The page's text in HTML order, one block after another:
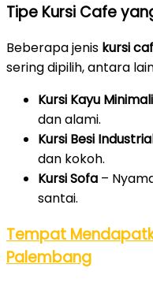
Tipe Kursi Cafe
Beberapa jenis kursi
sering dipilih, antara
Kursi Kayu
dan alami.
Kursi Besi
dan kokoh.
Kursi Sofa –
santai.
Tempat
Palembang